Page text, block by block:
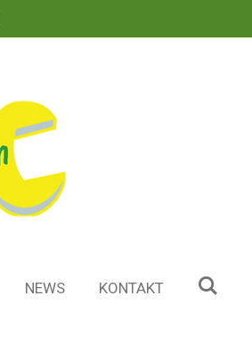
NEWS KONTAKT